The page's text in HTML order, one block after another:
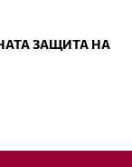
ЗАЩИТА НА